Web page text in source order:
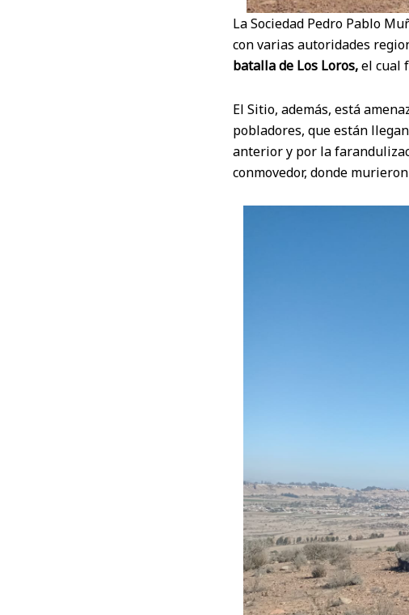
La Sociedad Pedro Pablo
con varias autoridades
batalla de Los Loros,el cual
El Sitio, además, está
pobladores, que están
anterior y por la
conmovedor, donde